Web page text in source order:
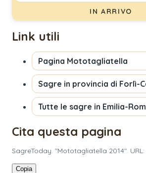
IN ARRIVO
Link utili
Pagina Mototagliatella
Sagre in provincia di Forlì-
Tutte le sagre in Emilia-
Cita questa pagina
SagreToday. "Mototagliatella 2014".
Copia